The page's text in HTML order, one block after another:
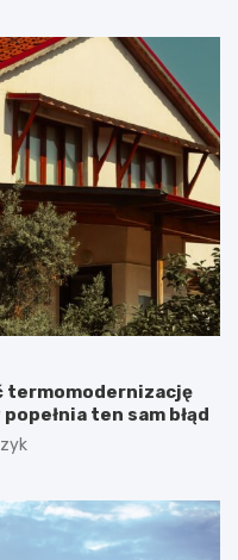
termomodernizację
ten sam błąd